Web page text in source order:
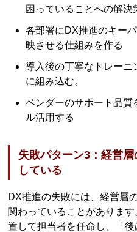
困っていることへの解決
各部署にDX推進のキー
映させる仕組みを作る
導入後の丁寧なトレー
に組み込む。
ベンダーのサポート品質
ル活用する
失敗パターン3：経営
している
DX推進の失敗には、経営層
関わっていることがありま
置して担当者を任命し、「